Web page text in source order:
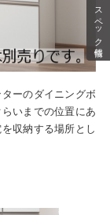
スペック情報
ーのダイニングボ
いまでの位置にあ
収納する場所とし